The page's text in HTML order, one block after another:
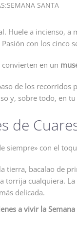
SEMANA SANTA
Huele a incienso,
con los cinco
convierten en un
de los recorridos
y, sobre todo, en tu
de
siempre» con el
tierra, bacalao de
torrija cualquiera.
delicada.
a vivir la